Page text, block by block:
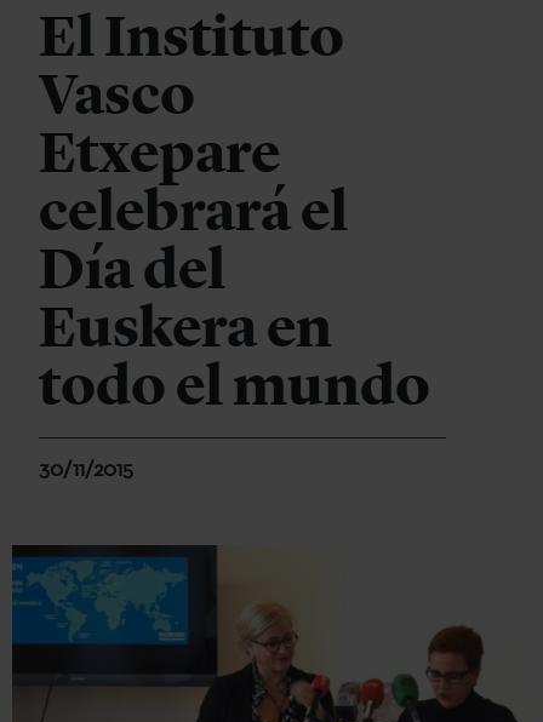
El Instituto
Vasco
Etxepare
celebrará el
Día del
Euskera en
todo el mundo
30/11/2015